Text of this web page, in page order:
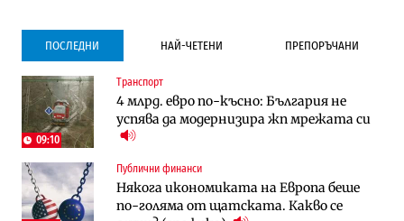
ПОСЛЕДНИ НАЙ-ЧЕТЕНИ ПРЕПОРЪЧАНИ
09:10
Транспорт
4 млрд. евро по-късно: България не
успява да модернизира жп мрежата си
Публични финанси
Някога икономиката на Европа беше
по-голяма от щатската. Какво се
Градоустройство
Столична община избра изпълнител за
преместването на трамвайното
трасе по бул. „Скобелев“
Компании
Vivacom предлага над 150 устройства с
90% отстъпка през август
Компании
Vivacom предлага над 150 устройства с
90% отстъпка през август
Градоустройство
Столична община избра изпълнител за
преместването на трамвайното